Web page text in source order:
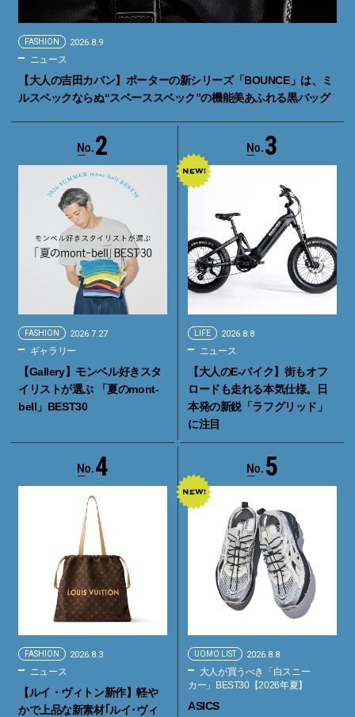
FASHION 2026.8.9
ニュース
【大人の吉田カバン】ポーターの新シリーズ「BOUNCE」は、ミ
ルスペックならぬ“スペーススペック”の機能美あふれる黒バッグ
2
FASHION 2026.7.27
ギャラリー
【Gallery】モンベル好きスタ
イリストが選ぶ 「夏のmont-
bell」BEST30
3
LIFE 2026.8.8
ニュース
【大人のE-バイク】街もオフ
ロードも走れる本気仕様。日
本発の新鋭「ラフグリッド」
に注目
4
FASHION 2026.8.3
ニュース
【ルイ・ヴィトン新作】軽や
かで上品な新素材｢ルイ･ヴィ
5
UOMO LIST 2026.8.8
大人が買うべき「白スニー
カー」BEST30【2026年夏】
ASICS